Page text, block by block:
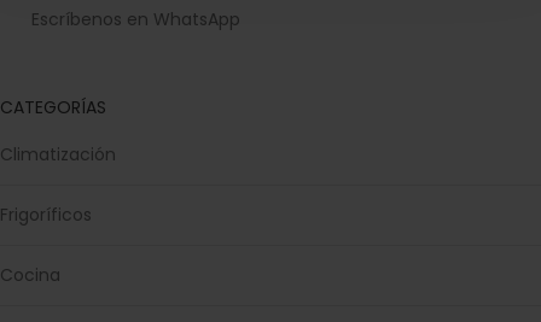
Escríbenos en WhatsApp
CATEGORÍAS
Climatización
Frigoríficos
Cocina